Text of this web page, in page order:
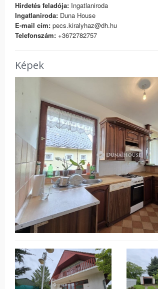
Hirdetés feladója:Ingatlaniroda
Ingatlaniroda:Duna House
E-mail cím:pecs.kiralyhaz@dh.hu
Telefonszám:+3672782757
Képek